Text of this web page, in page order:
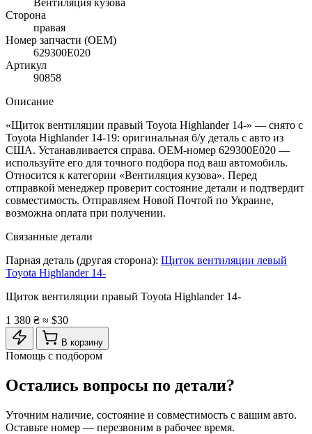
Сторона
правая
Номер запчасти (OEM)
629300E020
Артикул
90858
Описание
«Щиток вентиляции правый Toyota Highlander 14-» — снято с
Toyota Highlander 14-19: оригинальная б/у деталь с авто из
США. Устанавливается справа. OEM-номер 629300E020 —
используйте его для точного подбора под ваш автомобиль.
Относится к категории «Вентиляция кузова». Перед
отправкой менеджер проверит состояние детали и подтвердит
совместимость. Отправляем Новой Почтой по Украине,
возможна оплата при получении.
Связанные детали
Парная деталь (другая сторона): Щиток вентиляции левый
Toyota Highlander 14-
Щиток вентиляции правый Toyota Highlander 14-
1 380 ₴ ≈ $30
В корзину
Помощь с подбором
Остались вопросы по детали?
Уточним наличие, состояние и совместимость с вашим авто.
Оставьте номер — перезвоним в рабочее время.